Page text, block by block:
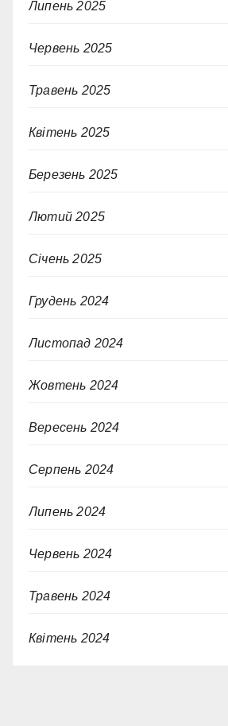
Липень 2025
Червень 2025
Травень 2025
Квітень 2025
Березень 2025
Лютий 2025
Січень 2025
Грудень 2024
Листопад 2024
Жовтень 2024
Вересень 2024
Серпень 2024
Липень 2024
Червень 2024
Травень 2024
Квітень 2024